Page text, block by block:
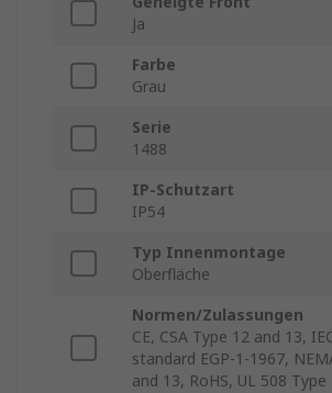
Ja
Farbe
Grau
Serie
1488
IP-Schutzart
IP54
Typ Innenmontage
Oberfläche
Normen/Zulassungen
CE, CSA Type 12 and 13,
standard EGP-1-1967,
and 13, RoHS, UL 508